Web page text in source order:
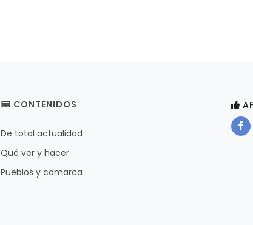
CONTENIDOS
De total actualidad
Qué ver y hacer
Pueblos y comarca